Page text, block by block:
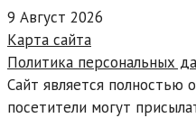
9 Август 2026
Карта сайта
Политика персональных
Сайт является полностью
посетители могут